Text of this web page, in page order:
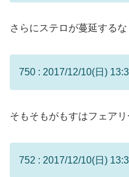
さらにステロが蔓延するな
750 : 2017/12/10(日)
そもそもがもすはフェアリ
752 : 2017/12/10(日)